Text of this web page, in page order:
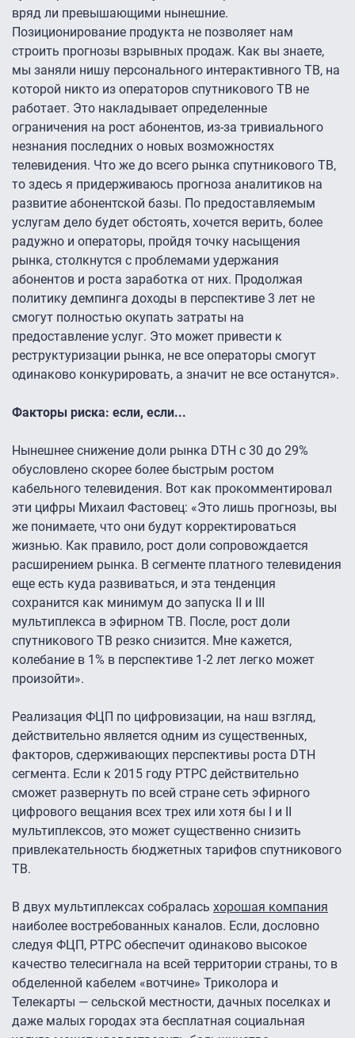
вряд ли превышающими нынешние.
Позиционирование продукта не позволяет нам
строить прогнозы взрывных продаж. Как вы знаете,
мы заняли нишу персонального интерактивного ТВ, на
которой никто из операторов спутникового ТВ не
работает. Это накладывает определенные
ограничения на рост абонентов, из-за тривиального
незнания последних о новых возможностях
телевидения. Что же до всего рынка спутникового ТВ,
то здесь я придерживаюсь прогноза аналитиков на
развитие абонентской базы. По предоставляемым
услугам дело будет обстоять, хочется верить, более
радужно и операторы, пройдя точку насыщения
рынка, столкнутся с проблемами удержания
абонентов и роста заработка от них. Продолжая
политику демпинга доходы в перспективе 3 лет не
смогут полностью окупать затраты на
предоставление услуг. Это может привести к
реструктуризации рынка, не все операторы смогут
одинаково конкурировать, а значит не все останутся».
Факторы риска: если, если...
Нынешнее снижение доли рынка DTH с 30 до 29%
обусловлено скорее более быстрым ростом
кабельного телевидения. Вот как прокомментировал
эти цифры Михаил Фастовец: «Это лишь прогнозы, вы
же понимаете, что они будут корректироваться
жизнью. Как правило, рост доли сопровождается
расширением рынка. В сегменте платного телевидения
еще есть куда развиваться, и эта тенденция
сохранится как минимум до запуска II и III
мультиплекса в эфирном ТВ. После, рост доли
спутникового ТВ резко снизится. Мне кажется,
колебание в 1% в перспективе 1-2 лет легко может
произойти».
Реализация ФЦП по цифровизации, на наш взгляд,
действительно является одним из существенных,
факторов, сдерживающих перспективы роста DTH
сегмента. Если к 2015 году РТРС действительно
сможет развернуть по всей стране сеть эфирного
цифрового вещания всех трех или хотя бы I и II
мультиплексов, это может существенно снизить
привлекательность бюджетных тарифов спутникового
ТВ.
В двух мультиплексах собралась хорошая компания
наиболее востребованных каналов. Если, дословно
следуя ФЦП, РТРС обеспечит одинаково высокое
качество телесигнала на всей территории страны, то в
обделенной кабелем «вотчине» Триколора и
Телекарты — сельской местности, дачных поселках и
даже малых городах эта бесплатная социальная